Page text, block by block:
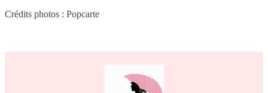
Crédits photos : Popcarte